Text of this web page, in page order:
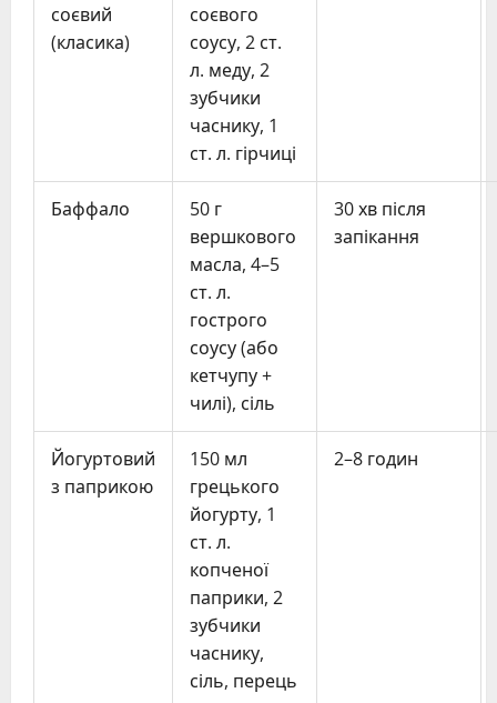
соєвий
(класика)
соєвого
соусу, 2 ст.
л. меду, 2
зубчики
часнику, 1
ст. л. гірчиці
Баффало
50 г
вершкового
масла, 4–5
ст. л.
гострого
соусу (або
кетчупу +
чилі), сіль
30 хв після
запікання
Йогуртовий
з паприкою
150 мл
грецького
йогурту, 1
ст. л.
копченої
паприки, 2
зубчики
часнику,
сіль, перець
2–8 годин